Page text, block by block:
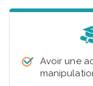
Avoir une